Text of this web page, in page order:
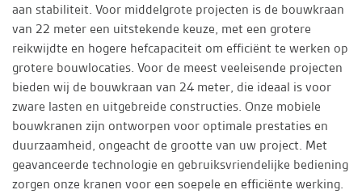
aan stabiliteit. Voor middelgrote projecten is de bouwkraan
van 22 meter een uitstekende keuze, met een grotere
reikwijdte en hogere hefcapaciteit om efficiënt te werken op
grotere bouwlocaties. Voor de meest veeleisende projecten
bieden wij de bouwkraan van 24 meter, die ideaal is voor
zware lasten en uitgebreide constructies. Onze mobiele
bouwkranen zijn ontworpen voor optimale prestaties en
duurzaamheid, ongeacht de grootte van uw project. Met
geavanceerde technologie en gebruiksvriendelijke bediening
zorgen onze kranen voor een soepele en efficiënte werking.